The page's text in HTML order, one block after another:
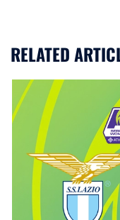
RELATED